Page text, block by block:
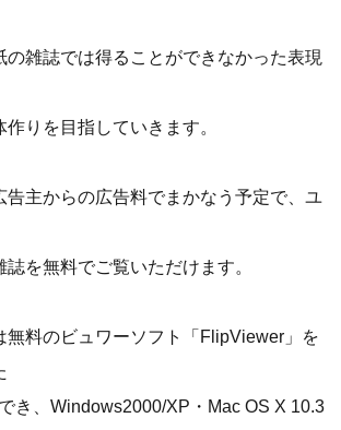
の雑誌では得ることができなかった表現
りを目指していきます。
告主からの広告料でまかなう予定で、ユ
を無料でご覧いただけます。
無料のビュワーソフト「FlipViewer」を
き、Windows2000/XP・Mac OS X 10.3